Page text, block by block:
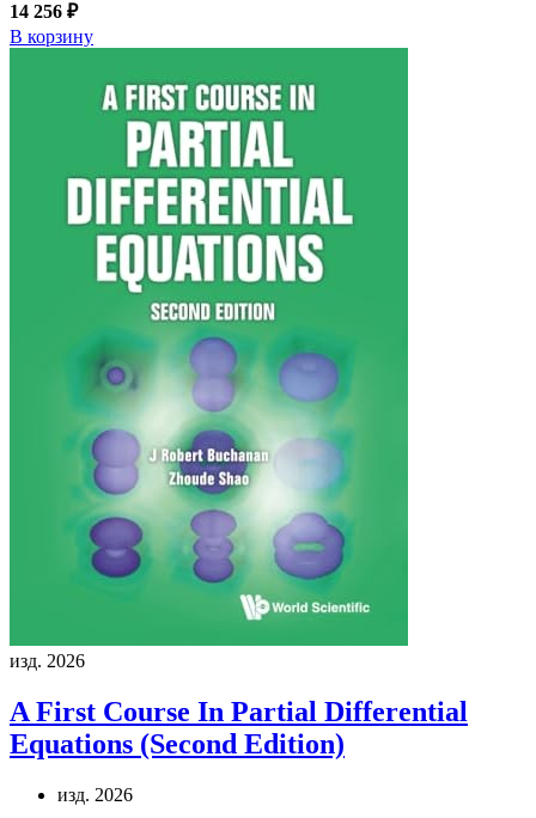
14 256 ₽
В корзину
изд. 2026
A First Course In Partial Differential
Equations (Second Edition)
изд. 2026